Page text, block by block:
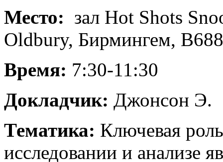
Место: зал Hot Shots
Oldbury, Бирмингем,
Время: 7:30-11:30
Докладчик: Джонсон Э.
Тематика: Ключевая
исследовании и анализе